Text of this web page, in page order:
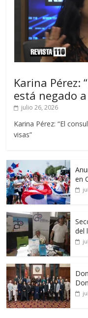
Karina Pérez:
está negado
julio 26, 2026
Karina Pérez: “El
visas”
en
del